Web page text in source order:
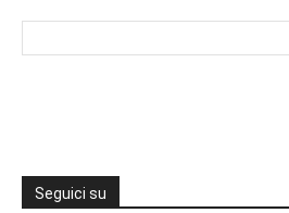
Seguici su